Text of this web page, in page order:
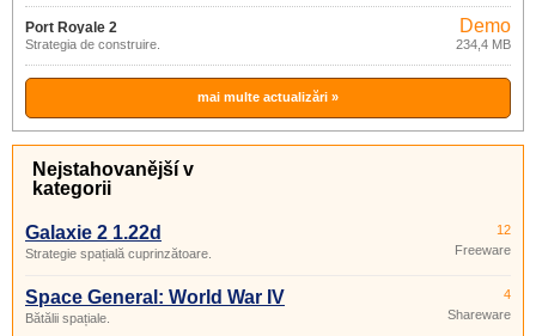
Port Royale 2
Strategia de construire.
Demo
234,4 MB
mai multe actualizări »
Nejstahovanější v
kategorii
Galaxie 2 1.22d
Strategie spațială cuprinzătoare.
12
Freeware
Space General: World War IV
Bătălii spațiale.
4
Shareware